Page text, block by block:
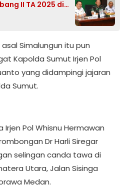
II TA 2025 di
Simalungun itu pun
Kapolda Sumut Irjen Pol
yang didampingi jajaran
Sumut.
Pol Whisnu Hermawan
Dr Harli Siregar
selingan canda tawa di
Utara, Jalan Sisinga
Medan.